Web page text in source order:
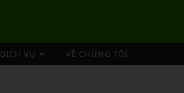
DỊCH VỤ
VỀ CHÚNG TÔI